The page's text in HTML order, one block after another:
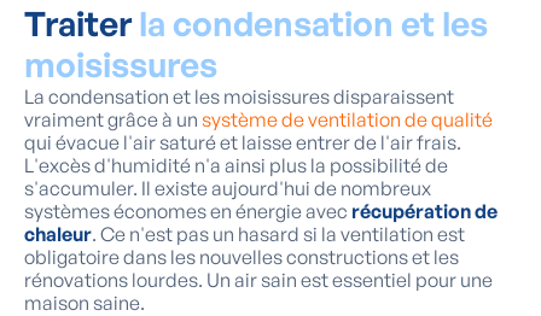
Traiterla condensation et les
moisissures
La condensation et les moisissures disparaissent
vraiment grâce à un système de ventilation de qualité
qui évacue l'air saturé et laisse entrer de l'air frais.
L'excès d'humidité n'a ainsi plus la possibilité de
s'accumuler. Il existe aujourd'hui de nombreux
systèmes économes en énergie avec récupération de
chaleur. Ce n'est pas un hasard si la ventilation est
obligatoire dans les nouvelles constructions et les
rénovations lourdes. Un air sain est essentiel pour une
maison saine.